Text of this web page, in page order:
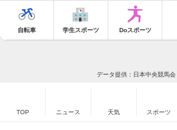
自転車 学生スポーツ Doスポーツ
データ提供：日本中央競馬会
TOP ニュース 天気 スポーツ